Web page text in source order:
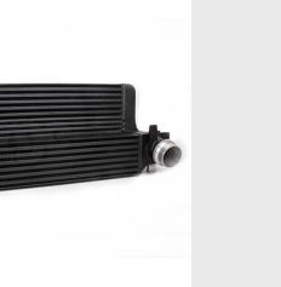
se
pueden
elegir
en